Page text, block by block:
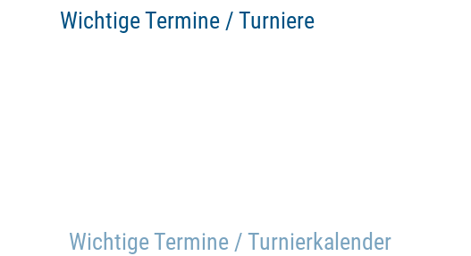
Wichtige Termine / Turniere
Wichtige Termine / Turnierkalender